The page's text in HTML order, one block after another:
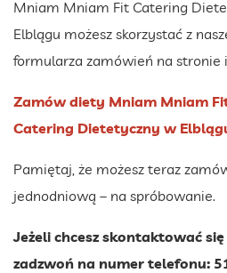
Mniam Mniam Fit Catering
Elblągu możesz skorzystać z
formularza zamówień na
Zamów diety Mniam Mniam
Catering Dietetyczny w
Pamiętaj, że możesz teraz
jednodniową – na spróbowanie.
Jeżeli chcesz skontaktować
zadzwoń na numer telefonu: